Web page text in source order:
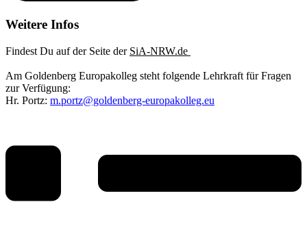
Weitere Infos
Findest Du auf der Seite der SiA-NRW.de
Am Goldenberg Europakolleg steht folgende Lehrkraft für Fragen
zur Verfügung:
Hr. Portz: m.portz@goldenberg-europakolleg.eu